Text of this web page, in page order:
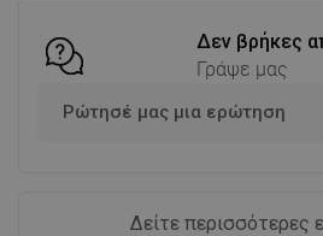
Δεν βρήκες
Γράψε μας
Ρώτησέ μας μια ερώτηση
Δείτε περισσότερες